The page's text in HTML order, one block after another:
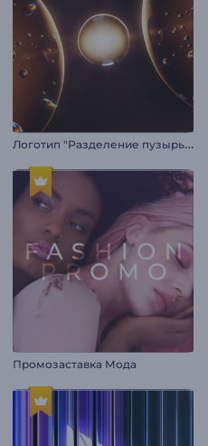
Л
оготип "Разделение пузырьков"
Промозаставка Мода